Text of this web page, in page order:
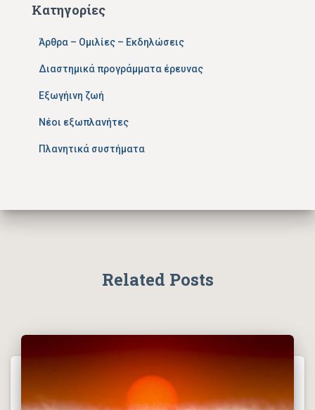
Κατηγορίες
Άρθρα – Ομιλίες – Εκδηλώσεις
Διαστημικά προγράμματα έρευνας
Εξωγήινη ζωή
Νέοι εξωπλανήτες
Πλανητικά συστήματα
Related Posts